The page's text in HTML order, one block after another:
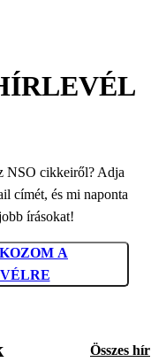
NSO cikkeiről? Adja
címét, és mi naponta
írásokat!
A
Összes hír